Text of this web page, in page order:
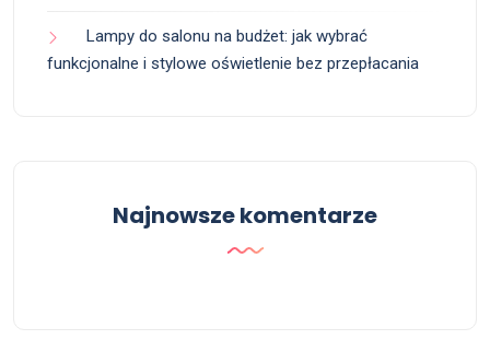
Lampy do salonu na budżet: jak wybrać
funkcjonalne i stylowe oświetlenie bez przepłacania
Najnowsze komentarze